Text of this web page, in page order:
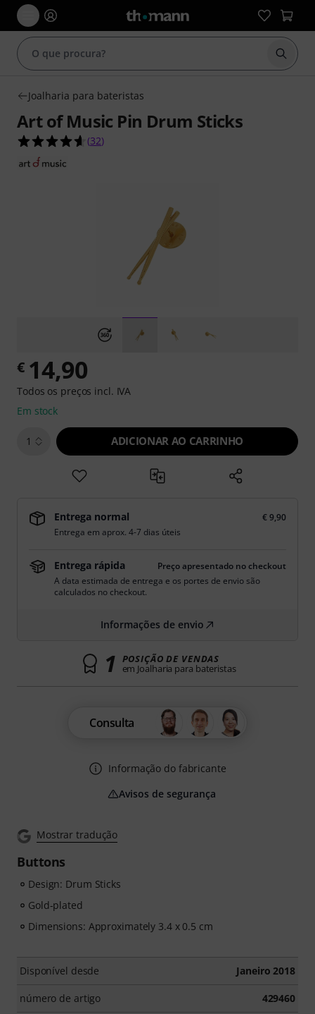
Iniciar
Joalharia para bateristas
Art of Music Pin Drum Sticks
4.6 de 5 estrelas de 32 avaliações de clientes
(32)
Mostrar tradução
Buttons
Design: Drum Sticks
Gold-plated
Dimensions: Approximately 3.4 x 0.5 cm
Disponível desde Janeiro 2018
número de artigo 429460
€ 14,90
Todos os preços incl. IVA
Em stock
1 ADICIONAR AO CARRINHO
Entrega normal
€ 9,90
Entrega em aprox. 4-7 dias úteis
Entrega rápida
Preço apresentado no checkout
A data estimada de entrega e os portes de envio são
calculados no checkout.
Informações de envio
1 POSIÇÃO DE VENDAS
em Joalharia para bateristas
Consulta
Informação do fabricante
Avisos de segurança